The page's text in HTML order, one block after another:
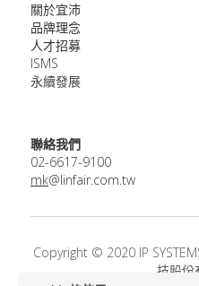
關於宜沛
品牌理念
人才招募
ISMS
永續發展
聯絡我們
02-​6617-9100
mk@linfair.com.tw
Copyright © 2020 IP
技股份